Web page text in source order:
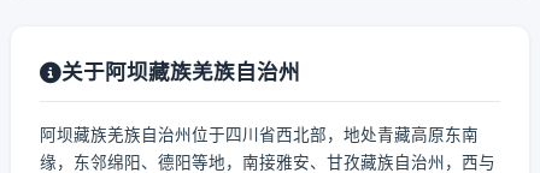
关于阿坝藏族羌族自治州
阿坝藏族羌族自治州位于四川省西北部，地处青藏高原东南
缘，东邻绵阳、德阳等地，南接雅安、甘孜藏族自治州，西与